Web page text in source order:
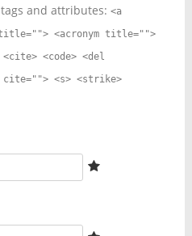
and attributes: <a
<acronym title="">
<code> <del
cite=""> <s> <strike>